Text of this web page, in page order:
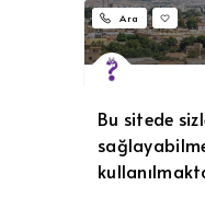
Bu sitede
Ara
5338336560
Hazır Yemek
Girne